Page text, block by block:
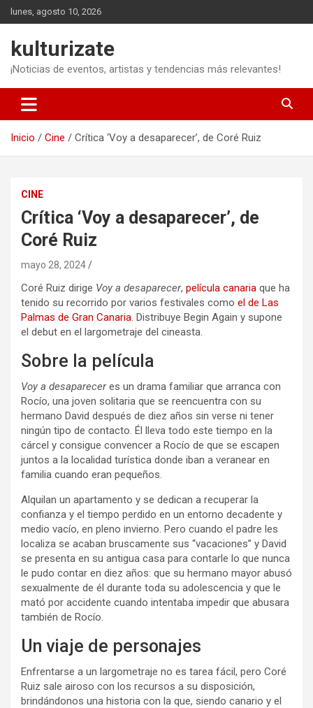
Saltar
al
lunes, agosto 10, 2026
kulturizate
¡Noticias de eventos, artistas y tendencias más relevantes!
Inicio Cine Crítica ‘Voy a desaparecer’, de Coré Ruiz
CINE
Crítica ‘Voy a desaparecer’, de
Coré Ruiz
mayo 28, 2024
Coré Ruiz dirige Voy a desaparecer, película canaria que ha
tenido su recorrido por varios festivales como el de Las
Palmas de Gran Canaria. Distribuye Begin Again y supone
el debut en el largometraje del cineasta.
Sobre la película
Voy a desapareceres un drama familiar que arranca con
Rocío, una joven solitaria que se reencuentra con su
hermano David después de diez años sin verse ni tener
ningún tipo de contacto. Él lleva todo este tiempo en la
cárcel y consigue convencer a Rocío de que se escapen
juntos a la localidad turística donde iban a veranear en
familia cuando eran pequeños.
Alquilan un apartamento y se dedican a recuperar la
confianza y el tiempo perdido en un entorno decadente y
medio vacío, en pleno invierno. Pero cuando el padre les
localiza se acaban bruscamente sus “vacaciones” y David
se presenta en su antigua casa para contarle lo que nunca
le pudo contar en diez años: que su hermano mayor abusó
sexualmente de él durante toda su adolescencia y que le
mató por accidente cuando intentaba impedir que abusara
también de Rocío.
Un viaje de personajes
Enfrentarse a un largometraje no es tarea fácil, pero Coré
Ruiz sale airoso con los recursos a su disposición,
brindándonos una historia con la que, siendo canario y el